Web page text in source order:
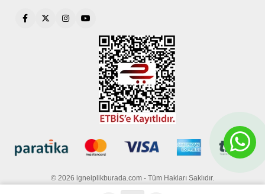
© 2026 igneiplikburada.com - Tüm Hakları Saklıdır.